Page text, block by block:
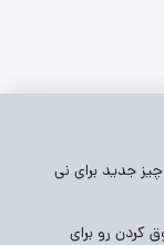
جدید برای نی
کردن رو برای